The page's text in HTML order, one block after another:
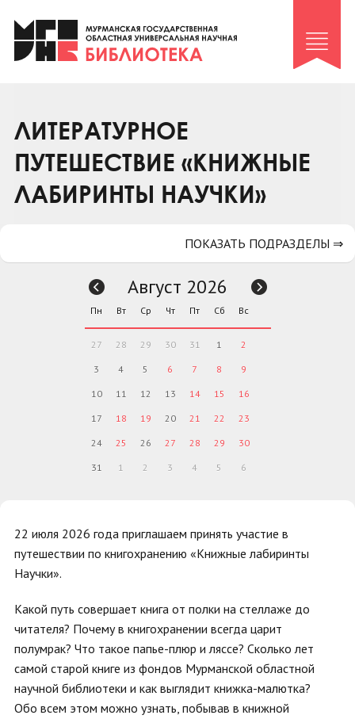
Клуб «Гиря и сельдерей»
Клуб «Семейный архив»
Коллегам
Контакты
ЛИТЕРАТУРНОЕ
ПУТЕШЕСТВИЕ «КНИЖНЫЕ
ЛАБИРИНТЫ НАУЧКИ»
22 июля 2026 года приглашаем принять участие в
путешествии по книгохранению «Книжные лабиринты
Научки».
Какой путь совершает книга от полки на стеллаже до
читателя? Почему в книгохранении всегда царит
полумрак? Что такое папье-плюр и ляссе? Сколько лет
самой старой книге из фондов Мурманской областной
научной библиотеки и как выглядит книжка-малютка?
Обо всем этом можно узнать, побывав в книжной
ПОКАЗАТЬ ПОДРАЗДЕЛЫ ⇒
Август 2026
Пн Вт Ср Чт Пт Сб Вс
27 28 29 30 31 1 2
3 4 5 6 7 8 9
10 11 12 13 14 15 16
17 18 19 20 21 22 23
24 25 26 27 28 29 30
31 1 2 3 4 5 6